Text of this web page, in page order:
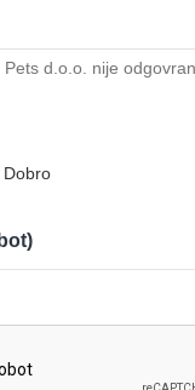
Pets d.o.o. nije
Dobro